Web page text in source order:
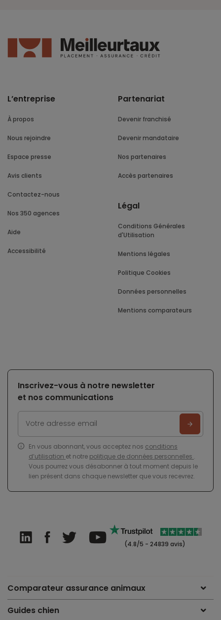
L’entreprise
À propos
Nous rejoindre
Espace presse
Avis clients
Contactez-nous
Nos 350 agences
Aide
Accessibilité
Partenariat
Devenir franchisé
Devenir mandataire
Nos partenaires
Accès partenaires
Légal
Conditions Générales
d'Utilisation
Mentions légales
Politique Cookies
Données personnelles
Mentions comparateurs
Inscrivez-vous à notre newsletter
et nos communications
En vous abonnant, vous acceptez nos conditions
d’utilisation et notre politique de données personnelles .
Vous pourrez vous désabonner à tout moment depuis le
lien présent dans chaque newsletter que vous recevrez.
(4.8/5 - 24839 avis)
Comparateur assurance animaux
Guides chien